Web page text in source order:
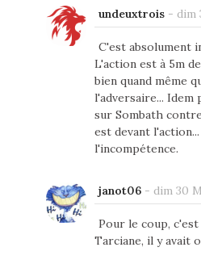
undeuxtrois- dim
C'est absolument
L'action est à 5m
bien quand même
l'adversaire... Idem
sur Sombath
est devant
l'incompétence.
janot06- dim 30
Pour le coup,
Tarciane, il y avait